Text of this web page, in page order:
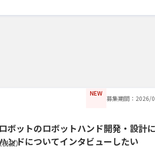
NEW
募集期間：2026/
ボットのロボットハンド開発・設計に
ンドについてインタビューしたい
税抜）